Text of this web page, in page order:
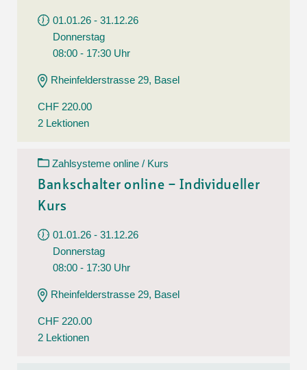
01.01.26 - 31.12.26
Donnerstag
08:00 - 17:30 Uhr
Rheinfelderstrasse 29, Basel
CHF 220.00
2 Lektionen
Zahlsysteme online / Kurs
Bankschalter online – Individueller
Kurs
01.01.26 - 31.12.26
Donnerstag
08:00 - 17:30 Uhr
Rheinfelderstrasse 29, Basel
CHF 220.00
2 Lektionen